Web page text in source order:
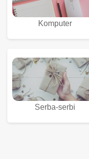
Komputer
Serba-serbi